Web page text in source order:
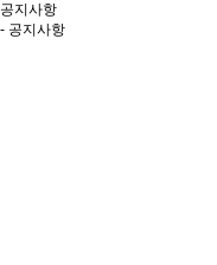
공지사항
- 공지사항